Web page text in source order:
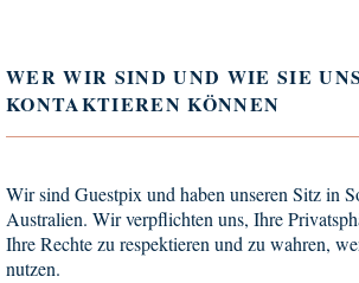
WER WIR SIND UND WIE SIE UNS
KONTAKTIEREN KÖNNEN
Wir sind Guestpix und haben unseren Sitz in
Australien. Wir verpflichten uns, Ihre
Ihre Rechte zu respektieren und zu wahren,
nutzen.